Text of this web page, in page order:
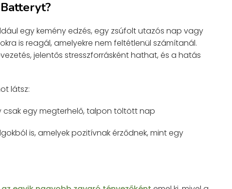
egy kemény edzés, egy zsúfolt utazós nap vagy
is reagál, amelyekre nem feltétlenül számítanál.
jelentős stresszforrásként hathat, és a hatás
látsz:
csak egy megterhelő, talpon töltött nap
is, amelyek pozitívnak érződnek, mint egy